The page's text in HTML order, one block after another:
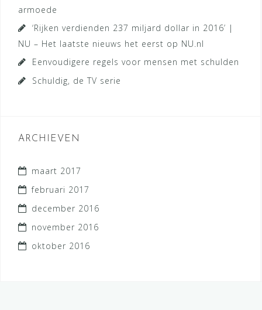
armoede
‘Rijken verdienden 237 miljard dollar in 2016’ |
NU – Het laatste nieuws het eerst op NU.nl
Eenvoudigere regels voor mensen met schulden
Schuldig, de TV serie
ARCHIEVEN
maart 2017
februari 2017
december 2016
november 2016
oktober 2016